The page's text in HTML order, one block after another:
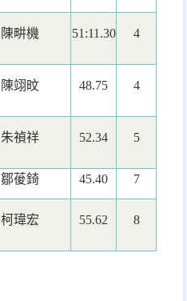
陳畊機 51:11.30 4
陳翊旼 48.75 4
朱禎祥 52.34 5
鄒葰錡 45.40 7
柯瑋宏 55.62 8